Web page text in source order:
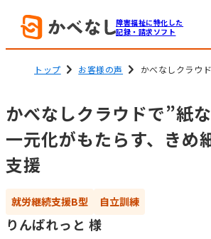
障害福祉に特化した
記録・請求ソフト
就労系サービス
障害児通所支援
ソフトの機能
電子サイン
トップ お客様の声 かべなしクラウ
かべなしクラウドで”紙
一元化がもたらす、きめ
支援
就労継続支援B型 自立訓練
りんぱれっと 様